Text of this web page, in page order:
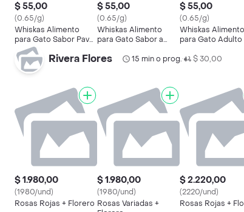
$ 55,00
(0.65/g)
Whiskas Alimento
para Gato Sabor Pavo
en Salsa
$ 55,00
(0.65/g)
Whiskas Alimento
para Gato Sabor a
$ 55,00
(0.65/g)
Whiskas Alimento
para Gato Adulto
Rivera Flores 15 min o prog.• $ 30,00
$ 1.980,00
(1980/und)
Rosas Rojas + Florero
$ 1.980,00
(1980/und)
Rosas Variadas +
$ 2.220,00
(2220/und)
Rosas Rojas +